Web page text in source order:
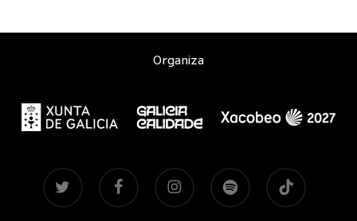
Organiza
twitter facebook instagram spotify tiktok